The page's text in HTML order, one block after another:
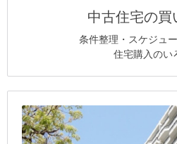
中古住宅の買
条件整理・スケジュ
住宅購入のい